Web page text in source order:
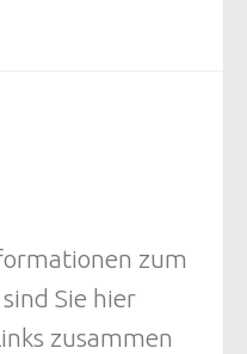
zum
Sie hier
zusammen